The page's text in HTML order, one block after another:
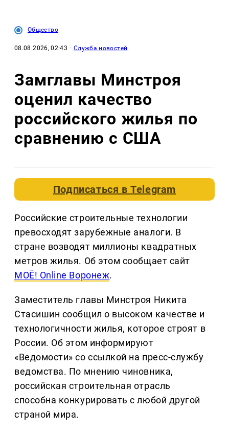
Общество
08.08.2026, 02:43 · Служба новостей
Замглавы Минстроя
оценил качество
российского жилья по
сравнению с США
Подписаться вTelegram
Российские строительные технологии
превосходят зарубежные аналоги. В
стране возводят миллионы квадратных
метров жилья. Об этом сообщает сайт
МОЁ! Оnline Воронеж.
Заместитель главы Минстроя Никита
Стасишин сообщил о высоком качестве и
технологичности жилья, которое строят в
России. Об этом информируют
«Ведомости» со ссылкой на пресс-службу
ведомства. По мнению чиновника,
российская строительная отрасль
способна конкурировать с любой другой
страной мира.